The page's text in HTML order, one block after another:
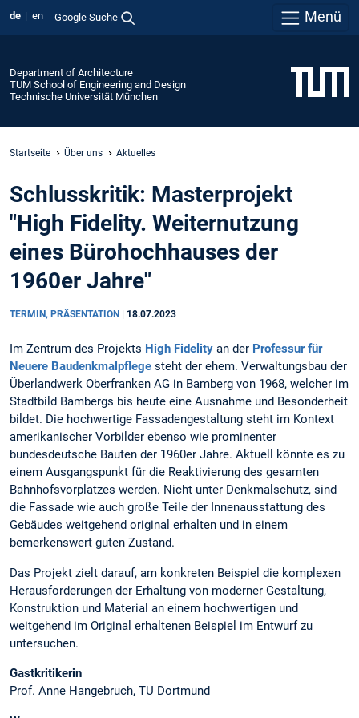
de en Google Suche Menü
Department of Architecture
TUM School of Engineering and Design
Technische Universität München
Startseite Über uns Aktuelles
Schlusskritik: Masterprojekt
"High Fidelity. Weiternutzung
eines Bürohochhauses der
1960er Jahre"
TERMIN, PRÄSENTATION 18.07.2023
Im Zentrum des Projekts High Fidelity an der Professur für
Neuere Baudenkmalpflege steht der ehem. Verwaltungsbau der
Überlandwerk Oberfranken AG in Bamberg von 1968, welcher im
Stadtbild Bambergs bis heute eine Ausnahme und Besonderheit
bildet. Die hochwertige Fassadengestaltung steht im Kontext
amerikanischer Vorbilder ebenso wie prominenter
bundesdeutsche Bauten der 1960er Jahre. Aktuell könnte es zu
einem Ausgangspunkt für die Reaktivierung des gesamten
Bahnhofsvorplatzes werden. Nicht unter Denkmalschutz, sind
die Fassade wie auch große Teile der Innenausstattung des
Gebäudes weitgehend original erhalten und in einem
bemerkenswert guten Zustand.
Das Projekt zielt darauf, am konkreten Beispiel die komplexen
Herausforderungen der Erhaltung von moderner Gestaltung,
Konstruktion und Material an einem hochwertigen und
weitgehend im Original erhaltenen Beispiel im Entwurf zu
untersuchen.
Gastkritikerin
Prof. Anne Hangebruch, TU Dortmund